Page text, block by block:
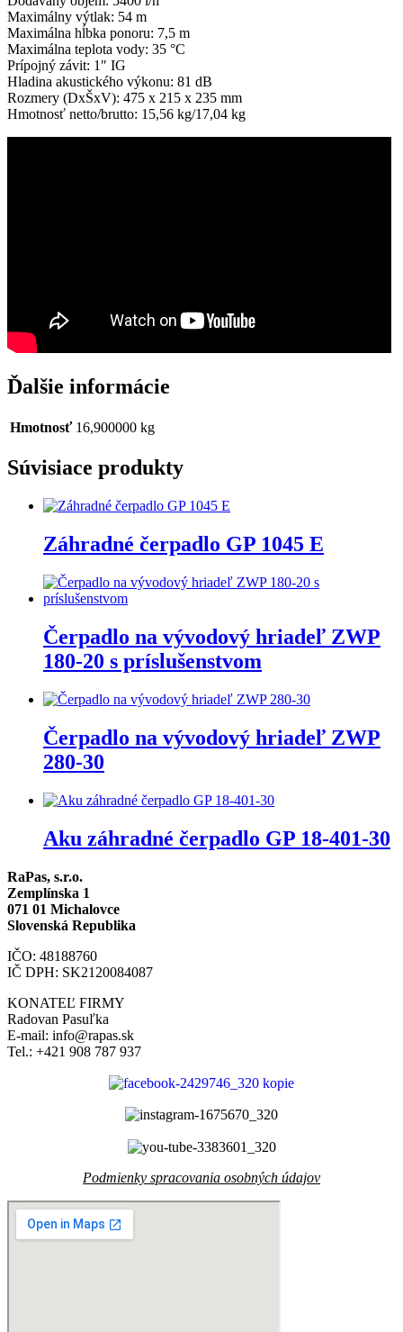
Maximálny výtlak: 54 m
Maximálna hĺbka ponoru: 7,5 m
Maximálna teplota vody: 35 °C
Prípojný závit: 1″ IG
Hladina akustického výkonu: 81 dB
Rozmery (DxŠxV): 475 x 215 x 235 mm
Hmotnosť netto/brutto: 15,56 kg/17,04 kg
Ďalšie informácie
Hmotnosť 16,900000 kg
Súvisiace produkty
Záhradné čerpadlo GP 1045 E
Čerpadlo na vývodový hriadeľ ZWP
180-20 s príslušenstvom
Čerpadlo na vývodový hriadeľ ZWP
280-30
Aku záhradné čerpadlo GP 18-401-30
RaPas, s.r.o.
Zemplínska 1
071 01 Michalovce
Slovenská Republika
IČO: 48188760
IČ DPH: SK2120084087
KONATEĽ FIRMY
Radovan Pasuľka
E-mail: info@rapas.sk
Tel.: +421 908 787 937
Podmienky spracovania osobných údajov